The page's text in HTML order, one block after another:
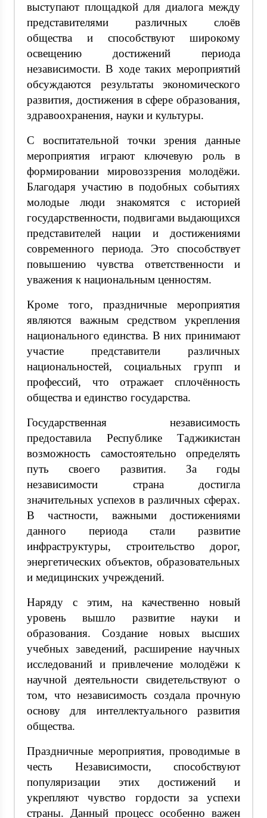
выступают площадкой для диалога между
представителями различных слоёв
общества и способствуют широкому
освещению достижений периода
независимости. В ходе таких мероприятий
обсуждаются результаты экономического
развития, достижения в сфере образования,
здравоохранения, науки и культуры.
С воспитательной точки зрения данные
мероприятия играют ключевую роль в
формировании мировоззрения молодёжи.
Благодаря участию в подобных событиях
молодые люди знакомятся с историей
государственности, подвигами выдающихся
представителей нации и достижениями
современного периода. Это способствует
повышению чувства ответственности и
уважения к национальным ценностям.
Кроме того, праздничные мероприятия
являются важным средством укрепления
национального единства. В них принимают
участие представители различных
национальностей, социальных групп и
профессий, что отражает сплочённость
общества и единство государства.
Государственная независимость
предоставила Республике Таджикистан
возможность самостоятельно определять
путь своего развития. За годы
независимости страна достигла
значительных успехов в различных сферах.
В частности, важными достижениями
данного периода стали развитие
инфраструктуры, строительство дорог,
энергетических объектов, образовательных
и медицинских учреждений.
Наряду с этим, на качественно новый
уровень вышло развитие науки и
образования. Создание новых высших
учебных заведений, расширение научных
исследований и привлечение молодёжи к
научной деятельности свидетельствуют о
том, что независимость создала прочную
основу для интеллектуального развития
общества.
Праздничные мероприятия, проводимые в
честь Независимости, способствуют
популяризации этих достижений и
укрепляют чувство гордости за успехи
страны. Данный процесс особенно важен